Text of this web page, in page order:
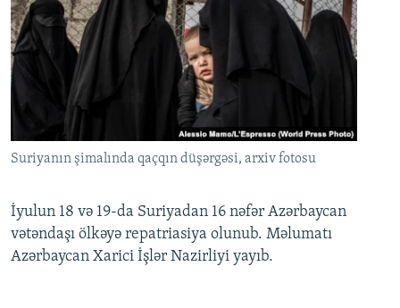
Suriyanın şimalında qaçqın düşərgəsi, arxiv fotosu
İyulun 18 və 19-da Suriyadan 16 nəfər Azərbaycan
vətəndaşı ölkəyə repatriasiya olunub. Məlumatı
Azərbaycan Xarici İşlər Nazirliyi yayıb.